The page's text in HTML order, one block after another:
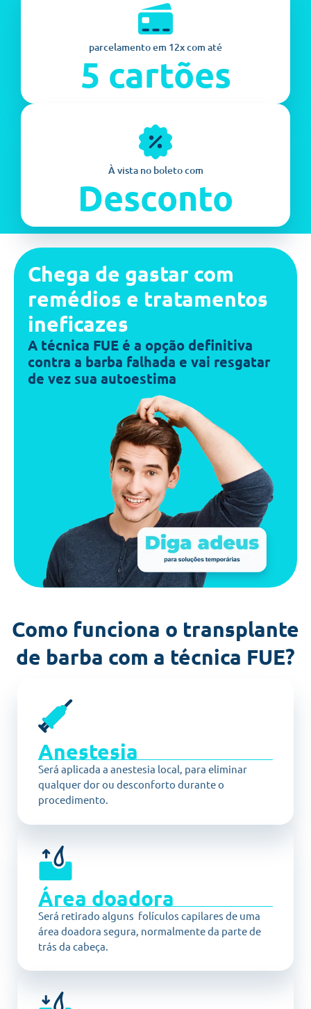
parcelamento em 12x com até
5 cartões
À vista no boleto com
Desconto
Chega de gastar com
remédios e tratamentos
ineficazes
A técnica FUE é a opção definitiva
contra a barba falhada e vai resgatar
de vez sua autoestima
Como funciona o transplante
de barba com a técnica FUE?
Anestesia
Será aplicada a anestesia local, para eliminar
qualquer dor ou desconforto durante o
procedimento.
Área doadora
Será retirado alguns folículos capilares de uma
área doadora segura, normalmente da parte de
trás da cabeça.